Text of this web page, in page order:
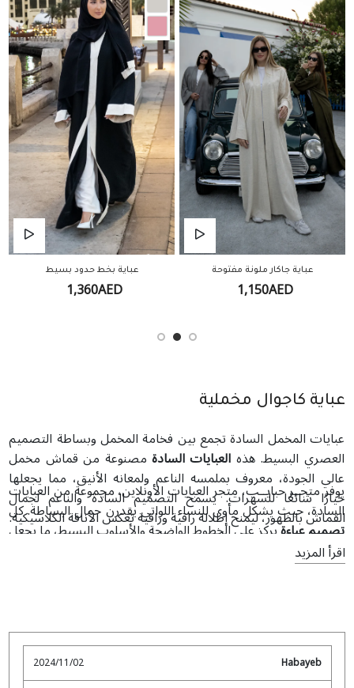
عباية بخط حدود بسيط
1,360AED
عباية جاكار ملونة مفتوحة
1,150AED
عباية كاجوال مخملية
عبايات المخمل السادة تجمع بين فخامة المخمل وبساطة التصميم
العصري البسيط. هذه العبايات السادةمصنوعة من قماش مخمل
عالي الجودة، معروف بملمسه الناعم ولمعانه الأنيق، مما يجعلها
خيارًا شائعًا للسهرات. يسمح التصميم السادة والناعم لجمال
القماش بالظهور، ليمنح إطلالة راقية وراقية تعكس الأناقة الكلاسيكية.
يوفر متجــر حبايــب، متجر العبايات الأونلاين، مجموعة من العبايات
السادة، حيث يشكل مأوى للنساء اللواتي يقدرن جمال البساطة. كل
تصميم عباءةيركز على الخطوط الواضحة والأسلوب البسيط، ما يجعل
العبايات السادة متعددة الاستخدامات لمناسبات متنوعة. يقدم متجر
العباياتدبي عباءة
اقرأ المزيد
Habayeb
2024/11/02